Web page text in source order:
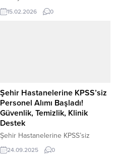
Başladı! Kaymakamlık, Müftülük, DSİ
ve Bakanlıklara Başvuru Süreci
görevlendirilmek üzere toplam
8.450 geçici personel alınacak.
Alımlar; kaymakamlıklar, valilikler,
müftülükler, il özel...
15.02.2026 0
Şehir Hastanelerine KPSS’siz
Personel Alımı Başladı!
Güvenlik, Temizlik, Klinik
Destek
Şehir Hastanelerine KPSS’siz
Personel Alımı Başladı! Temizlik,
Güvenlik, Klinik Destek ve
24.09.2025 0